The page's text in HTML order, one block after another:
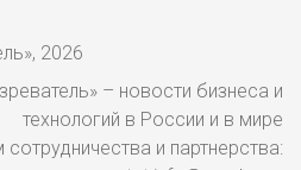
2026
– новости бизнеса и
технологий в России и в мире
и партнерства: